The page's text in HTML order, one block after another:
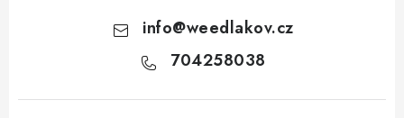
info@weedlakov.cz
704258038